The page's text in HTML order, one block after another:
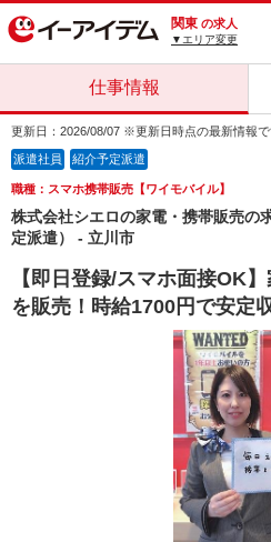
関東 の求人
▼エリア変更
仕事情報
更新日：2026/08/07 ※更新日時点の最新情報
派遣社員 紹介予定派遣
職種：スマホ携帯販売【ワイモバイル】
株式会社シエロの家電・携帯販売の
定派遣） - 立川市
【即日登録/スマホ面接OK
を販売！時給1700円で安定